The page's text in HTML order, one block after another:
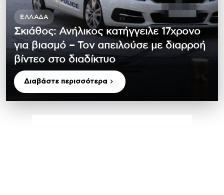
ΕΛΛΆΔΑ
Σκιάθος: Ανήλικος κατήγγειλε 17χρονο
για βιασμό – Τον απειλούσε με διαρροή
βίντεο στο διαδίκτυο
Διαβάστε περισσότερα